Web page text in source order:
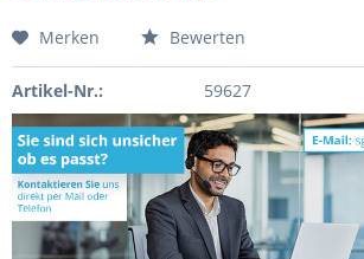
Merken Bewerten
Artikel-Nr.: 59627